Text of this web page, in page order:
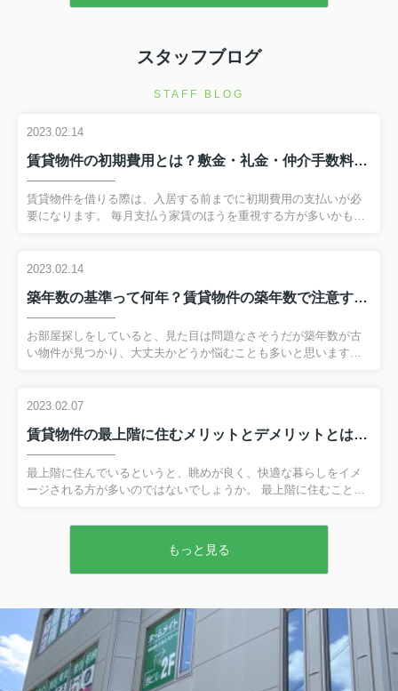
スタッフブログ
STAFF BLOG
2023.02.14
賃貸物件の初期費用とは？敷金・礼金・仲介手数料について解説！
賃貸物件を借りる際は、入居する前までに初期費用の支払いが必
要になります。 毎月支払う家賃のほうを重視する方が多いかもし
方に向けて、主な初期費用である敷金・礼金・仲介手数料につい
用「敷金」とは？相場はどのくらい？ 敷金とは、賃貸物件を借り
る際に貸主へ預けておくお金のことです。 借主が家賃を滞納して
しまったり、退去時に原状回復の必要が出てしまったりすると敷
金から充当されます。 そのため家賃を滞納もなく、部屋をきれい
2023.02.14
築年数の基準って何年？賃貸物件の築年数で注意すべきポイントとは
お部屋探しをしていると、見た目は問題なさそうだが築年数が古
い物件が見つかり、大丈夫かどうか悩むことも多いと思います。
の築年数基準：築古の場合 一般的に「築30年以上」の物件を、築
こなわれている物件も多く、見た目には築浅や新築のように見え
るものもあります。 また築浅や新築よりも家賃が安い傾向にあ
り、好立地でも比較的安価な物件に住める場合も多いです。 その
ためコストパフォーマンスを重視される方には向いているといえ
2023.02.07
賃貸物件の最上階に住むメリットとデメリットとは？暑さ対策も解説！
最上階に住んでいるというと、眺めが良く、快適な暮らしをイメ
ージされる方が多いのではないでしょうか。 最上階に住むことは
あります。 そこで今回は、賃貸物件の最上階に住むメリットとデ
はこちら賃貸物件の最上階に住むメリットとは 最上階に住む最大
のメリットといえば、やはり開放感があることでしょう。 周辺の
線も気にせずに済みます。 さらに日当たりも良く、風通しも良い
です。 低層階に比較すると空き巣被害の件数も少なく、防犯性
も...
もっと見る